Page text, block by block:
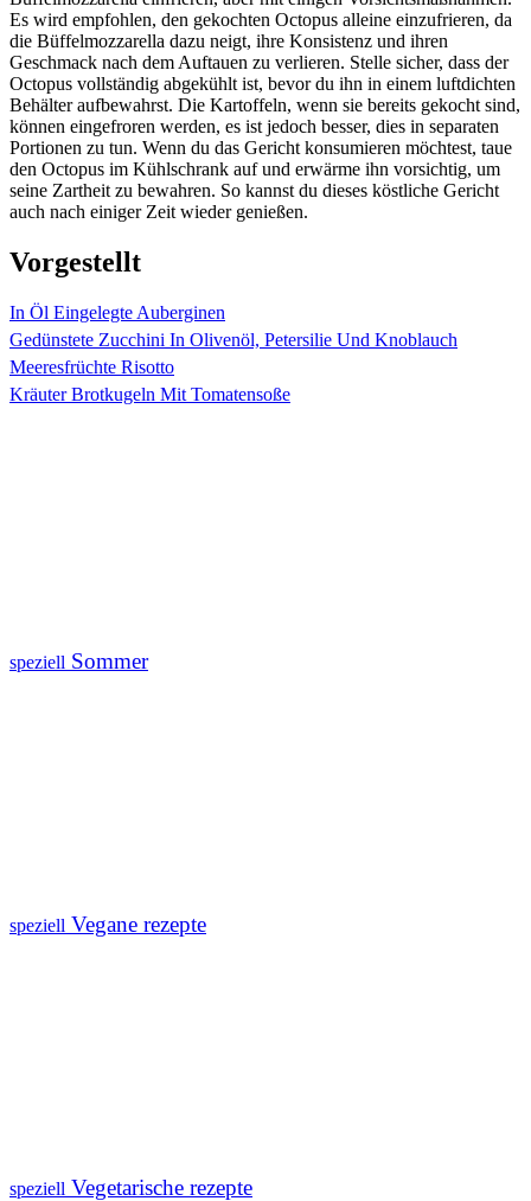
Es wird empfohlen, den gekochten Octopus alleine einzufrieren, da
die Büffelmozzarella dazu neigt, ihre Konsistenz und ihren
Geschmack nach dem Auftauen zu verlieren. Stelle sicher, dass der
Octopus vollständig abgekühlt ist, bevor du ihn in einem luftdichten
Behälter aufbewahrst. Die Kartoffeln, wenn sie bereits gekocht sind,
können eingefroren werden, es ist jedoch besser, dies in separaten
Portionen zu tun. Wenn du das Gericht konsumieren möchtest, taue
den Octopus im Kühlschrank auf und erwärme ihn vorsichtig, um
seine Zartheit zu bewahren. So kannst du dieses köstliche Gericht
auch nach einiger Zeit wieder genießen.
Vorgestellt
In Öl Eingelegte Auberginen
Gedünstete Zucchini In Olivenöl, Petersilie Und Knoblauch
Meeresfrüchte Risotto
Kräuter Brotkugeln Mit Tomatensoße
speziell Sommer
speziell Vegane rezepte
speziell Vegetarische rezepte